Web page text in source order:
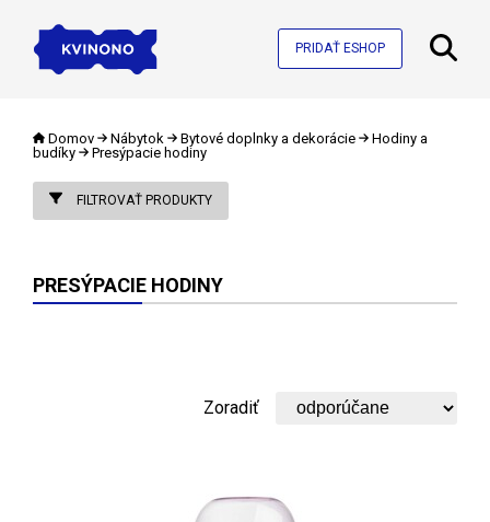
PRIDAŤ ESHOP
Domov Nábytok Bytové doplnky a dekorácie
Hodiny a
budíky
Presýpacie hodiny
FILTROVAŤ PRODUKTY
PRESÝPACIE HODINY
Zoradiť